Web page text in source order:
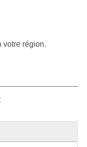
votre région.